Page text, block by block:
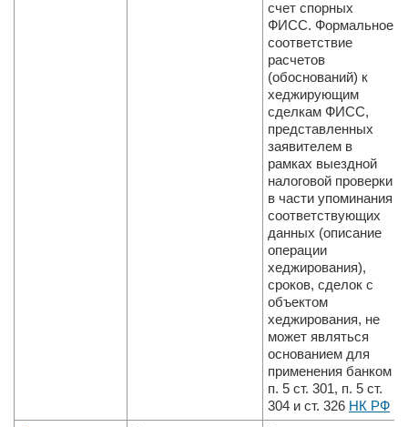
счет спорных
ФИСС. Формальное
соответствие
расчетов
(обоснований) к
хеджирую­щим
сделкам ФИСС,
представленных
заявителем в
рамках выездной
налоговой проверки
в час­ти упоминания
соответствующих
данных (описание
операции
хеджирования),
сроков, сделок с
объектом
хеджирования, не
может являться
основанием для
применения банком
п. 5 ст. 301, п. 5 ст.
304 и ст. 326 НК РФ